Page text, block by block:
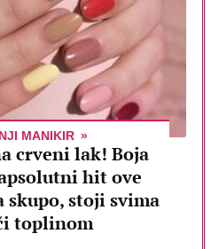
MANIKIR
crveni lak! Boja
hit ove
skupo, stoji svima
toplinom